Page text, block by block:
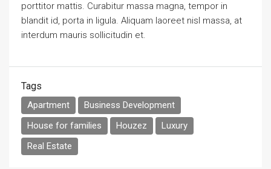
porttitor mattis. Curabitur massa magna, tempor in
blandit id, porta in ligula. Aliquam laoreet nisl massa, at
interdum mauris sollicitudin et.
Tags
Apartment
Business Development
House for families
Houzez
Luxury
Real Estate